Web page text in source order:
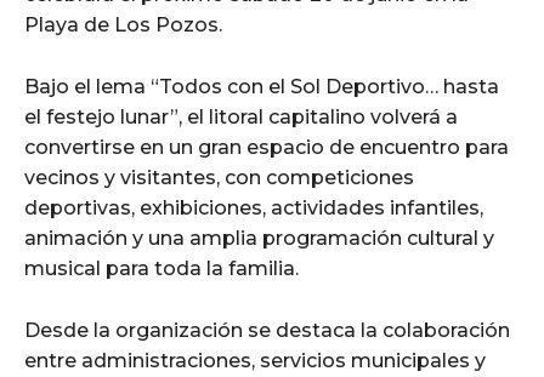
Playa de Los Pozos.
Bajo el lema “Todos con el Sol Deportivo… hasta
el festejo lunar”, el litoral capitalino volverá a
convertirse en un gran espacio de encuentro para
vecinos y visitantes, con competiciones
deportivas, exhibiciones, actividades infantiles,
animación y una amplia programación cultural y
musical para toda la familia.
Desde la organización se destaca la colaboración
entre administraciones, servicios municipales y